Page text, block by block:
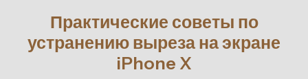
Практические советы по
устранению выреза на экране
iPhone X